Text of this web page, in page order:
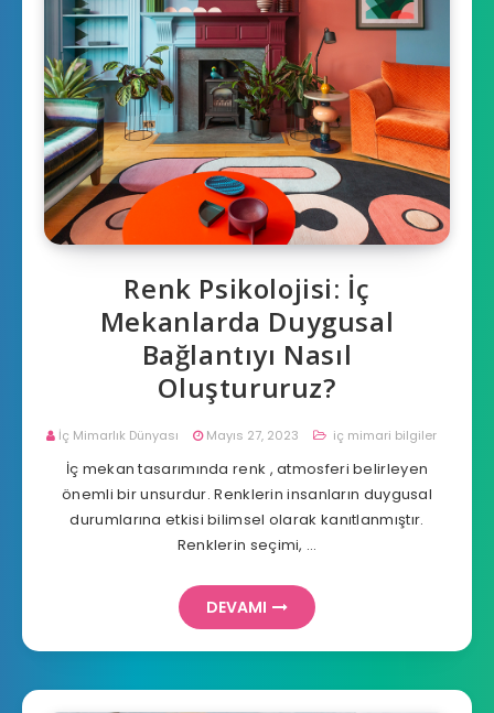
Renk Psikolojisi: İç
Mekanlarda Duygusal
Bağlantıyı Nasıl
Oluştururuz?
İç Mimarlık Dünyası Mayıs 27, 2023 iç mimari bilgiler
İç mekan tasarımında renk , atmosferi belirleyen
önemli bir unsurdur. Renklerin insanların duygusal
durumlarına etkisi bilimsel olarak kanıtlanmıştır.
Renklerin seçimi, …
DEVAMI